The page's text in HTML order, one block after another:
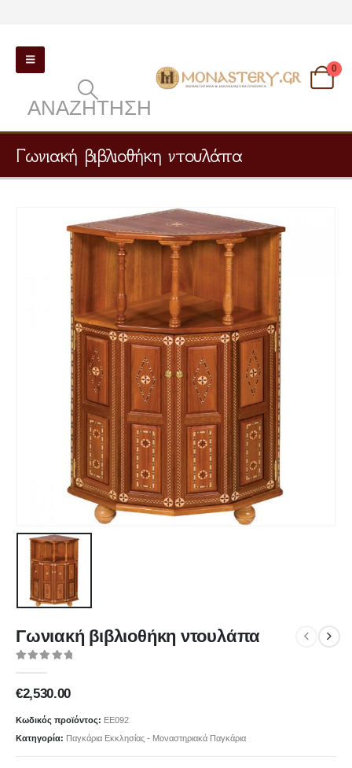
ΑΝΑΖΉΤΗΣΗ
0
Γωνιακή βιβλιοθήκη ντουλάπα
Γωνιακή βιβλιοθήκη ντουλάπα
€2,530.00
Κωδικός προϊόντος: EE092
Κατηγορία: Παγκάρια Εκκλησίας - Μοναστηριακά Παγκάρια